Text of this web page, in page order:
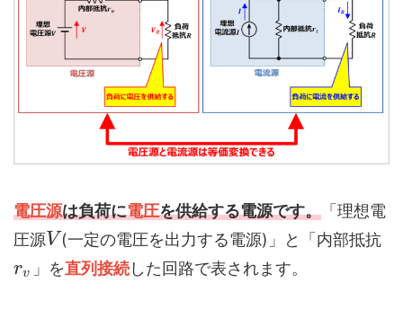
電圧源は負荷に電圧を供給する電源です。 「理想電
圧源V (一定の電圧を出力する電源)」と「内部抵抗
rv 」を直列接続した回路で表されます。